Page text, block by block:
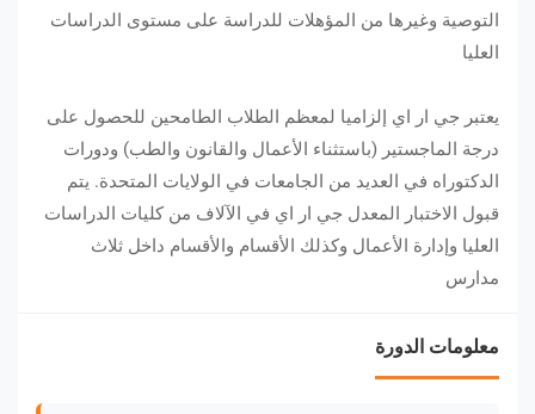
التوصية وغيرها من المؤهلات للدراسة على مستوى الدراسات
العليا
يعتبر جي ار اي إلزاميا لمعظم الطلاب الطامحين للحصول على
درجة الماجستير (باستثناء الأعمال والقانون والطب) ودورات
الدكتوراه في العديد من الجامعات في الولايات المتحدة. يتم
قبول الاختبار المعدل جي ار اي في الآلاف من كليات الدراسات
العليا وإدارة الأعمال وكذلك الأقسام والأقسام داخل ثلاث
مدارس
معلومات الدورة